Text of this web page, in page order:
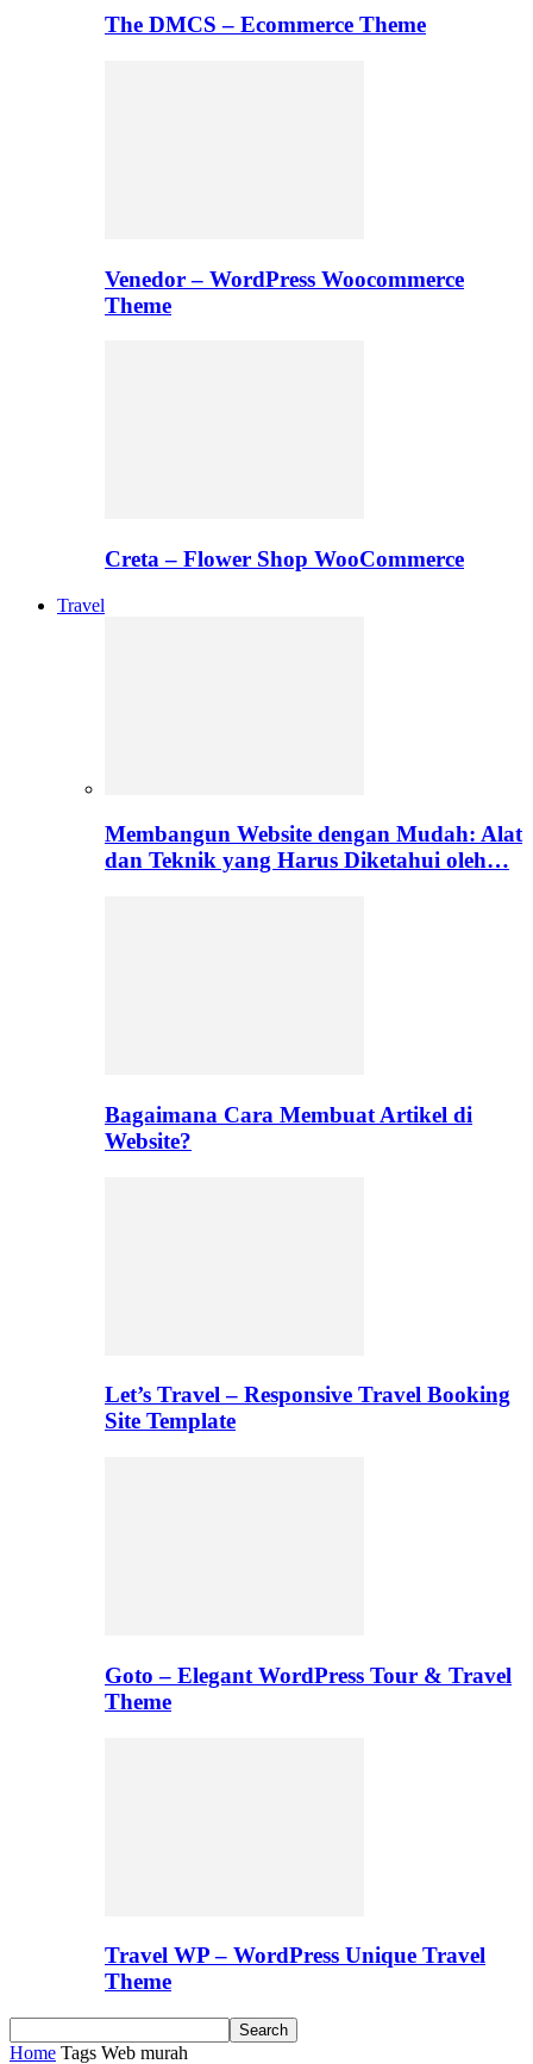
The DMCS – Ecommerce Theme
Venedor – WordPress Woocommerce
Theme
Creta – Flower Shop WooCommerce
Travel
Membangun Website dengan Mudah: Alat
dan Teknik yang Harus Diketahui oleh…
Bagaimana Cara Membuat Artikel di
Website?
Let’s Travel – Responsive Travel Booking
Site Template
Goto – Elegant WordPress Tour & Travel
Theme
Travel WP – WordPress Unique Travel
Theme
Home Tags Web murah